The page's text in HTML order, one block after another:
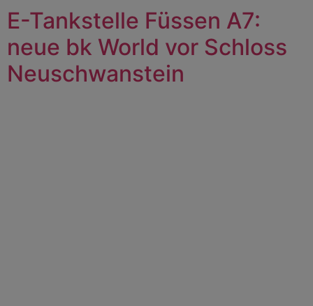
E-Tankstelle Füssen A7:
neue bk World vor Schloss
Neuschwanstein